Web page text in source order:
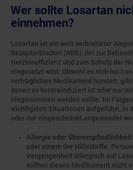
Wer sollte Losartan
einnehmen?
Losartan ist ein weit verbreiteter
Rezeptorblocker (ARB), der zur
Herzinsuffizienz und zum Schutz der
eingesetzt wird. Obwohl es sich bei
verträgliches Medikament handelt,
denen es kontraindiziert ist oder nur
eingenommen werden sollte. Im
wichtigsten Situationen aufgeführt, in
oder nur eingeschränkt angewendet
Allergie oder Überempfindlichkeit
oder einem der Hilfsstoffe.
Vergangenheit allergisch auf
sollten dieses Medikament nicht